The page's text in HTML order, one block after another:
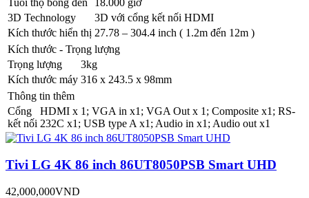
Tuổi thọ bóng đèn
18.000 giờ
3D Technology
3D với cổng kết nối HDMI
Kích thước hiển thị 27.78 – 304.4 inch ( 1.2m đến 12m )
Kích thước - Trọng lượng
Trọng lượng
3kg
Kích thước máy 316 x 243.5 x 98mm
Thông tin thêm
Cổng
kết nối
HDMI x 1; VGA in x1; VGA Out x 1; Composite x1; RS-
232C x1; USB type A x1; Audio in x1; Audio out x1
Tivi LG 4K 86 inch 86UT8050PSB Smart UHD
42,000,000VND